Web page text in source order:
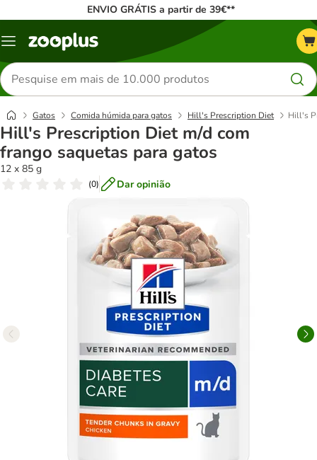
ENVIO GRÁTIS a partir de 39€**
Menu
Pesquisar
produtos
Gatos Comida húmida para gatos Hill's Prescription Diet Hill's
Hill's Prescription Diet m/d com
frango saquetas para gatos
12 x 85 g
(0) Dar opinião